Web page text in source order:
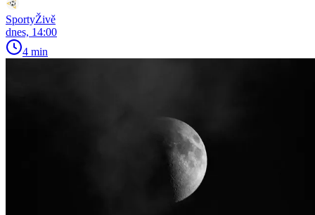
SportyŽivě
dnes, 14:00
4 min